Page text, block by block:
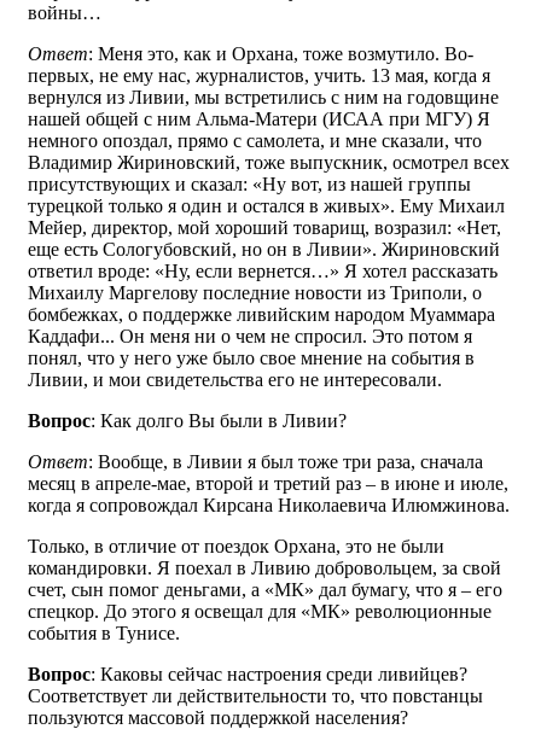
войны…
Ответ: Меня это, как и Орхана, тоже возмутило. Во-
первых, не ему нас, журналистов, учить. 13 мая, когда я
вернулся из Ливии, мы встретились с ним на годовщине
нашей общей с ним Альма-Матери (ИСАА при МГУ) Я
немного опоздал, прямо с самолета, и мне сказали, что
Владимир Жириновский, тоже выпускник, осмотрел всех
присутствующих и сказал: «Ну вот, из нашей группы
турецкой только я один и остался в живых». Ему Михаил
Мейер, директор, мой хороший товарищ, возразил: «Нет,
еще есть Сологубовский, но он в Ливии». Жириновский
ответил вроде: «Ну, если вернется…» Я хотел рассказать
Михаилу Маргелову последние новости из Триполи, о
бомбежках, о поддержке ливийским народом Муаммара
Каддафи... Он меня ни о чем не спросил. Это потом я
понял, что у него уже было свое мнение на события в
Ливии, и мои свидетельства его не интересовали.
Вопрос: Как долго Вы были в Ливии?
Ответ: Вообще, в Ливии я был тоже три раза, сначала
месяц в апреле-мае, второй и третий раз – в июне и июле,
когда я сопровождал Кирсана Николаевича Илюмжинова.
Только, в отличие от поездок Орхана, это не были
командировки. Я поехал в Ливию добровольцем, за свой
счет, сын помог деньгами, а «МК» дал бумагу, что я – его
спецкор. До этого я освещал для «МК» революционные
события в Тунисе.
Вопрос: Каковы сейчас настроения среди ливийцев?
Соответствует ли действительности то, что повстанцы
пользуются массовой поддержкой населения?